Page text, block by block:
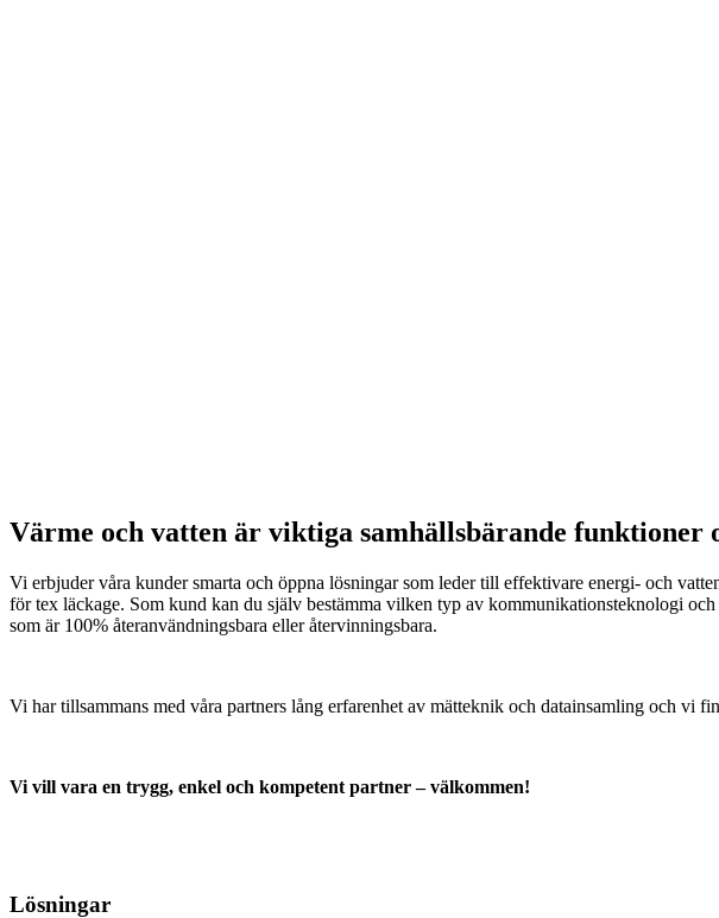
Värme och vatten är viktiga samhällsbärande
Vi erbjuder våra kunder smarta och öppna lösningar som leder till effektivare energi- och
för tex läckage. Som kund kan du själv bestämma vilken typ av kommunikationsteknologi
som är 100% återanvändningsbara eller återvinningsbara.
Vi har tillsammans med våra partners lång erfarenhet av mätteknik och datainsamling och vi
Vi vill vara en trygg, enkel och kompetent partner – välkommen!
Lösningar